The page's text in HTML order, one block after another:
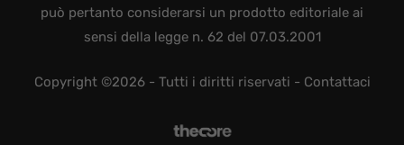
può pertanto considerarsi un prodotto editoriale ai
sensi della legge n. 62 del 07.03.2001
Copyright ©2026 - Tutti i diritti riservati - Contattaci